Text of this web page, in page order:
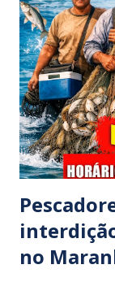
diversas latas de
interior do
moradores
Coco", de Santa
prestar
Polícia
ocorrênc...
no